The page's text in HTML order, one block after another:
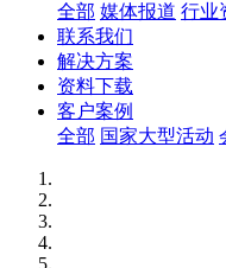
全部 媒体报道 行业
联系我们
解决方案
资料下载
客户案例
全部 国家大型活动